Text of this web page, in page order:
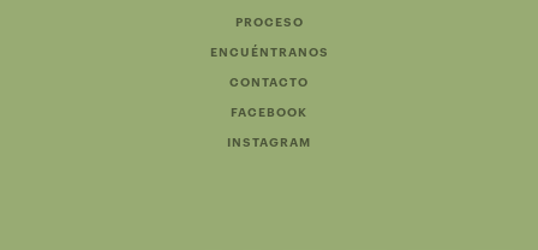
PROCESO
ENCUÉNTRANOS
CONTACTO
FACEBOOK
INSTAGRAM